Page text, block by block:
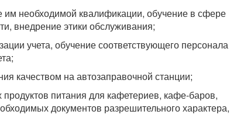
им необходимой квалификации, обучение в сфере
внедрение этики обслуживания;
учета, обучение соответствующего персонала
качеством на автозаправочной станции;
питания для кафетериев, кафе-баров,
документов разрешительного характера,